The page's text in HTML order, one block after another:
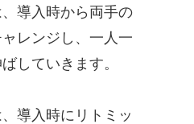
導入時から両手の
レンジし、一人一
していきます。
導入時にリトミッ